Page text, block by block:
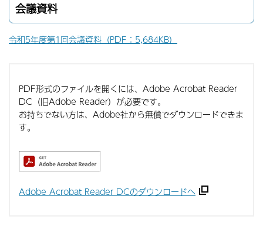
会議資料
令和5年度第1回会議資料（PDF：5,684KB）
PDF形式のファイルを開くには、Adobe Acrobat Reader
DC（旧Adobe Reader）が必要です。
お持ちでない方は、Adobe社から無償でダウンロードできま
す。
Adobe Acrobat Reader DCのダウンロードへ